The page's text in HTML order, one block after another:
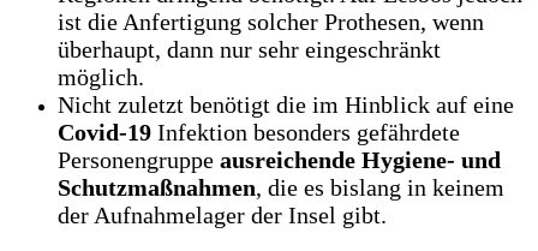
ist die Anfertigung solcher Prothesen, wenn
überhaupt, dann nur sehr eingeschränkt
möglich.
Nicht zuletzt benötigt die im Hinblick auf eine
Covid-19 Infektion besonders gefährdete
Personengruppe ausreichende Hygiene- und
Schutzmaßnahmen, die es bislang in keinem
der Aufnahmelager der Insel gibt.